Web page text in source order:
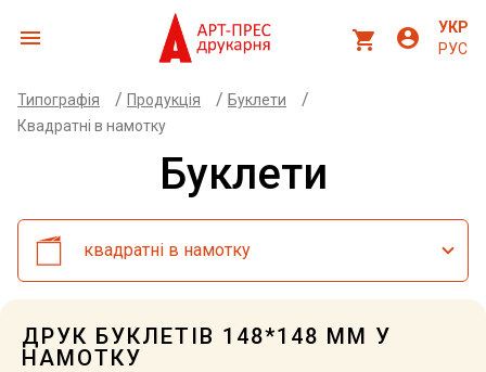
menu shopping_cart account_circle
УКР
РУС
Типографія / Продукція / Буклети /
Квадратні в намотку
Буклети
квадратні в намотку
ДРУК БУКЛЕТІВ 148*148 ММ У
НАМОТКУ